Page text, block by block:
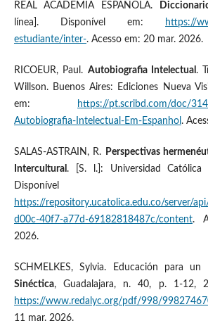
REAL ACADEMIA ESPAÑOLA.
línea]. Disponível em:
https://
estudiante/inter-. Acesso em: 20 mar. 2026.
RICOEUR, Paul. Autobiografia Intelectual .
Willson. Buenos Aires: Ediciones Nueva
em:
https://pt.scribd.com/doc/
Autobiografia-Intelectual-Em-Espanhol .
SALAS-ASTRAIN, R.
Perspectivas
Intercultural . [S. l.]: Universidad Católica
https://repository.ucatolica.edu.co/server/
d00c-40f7-a77d-69182818487c/content.
2026.
SCHMELKES, Sylvia. Educación para
Sinéctica, Guadalajara, n. 40, p. 1-12,
https://www.redalyc.org/pdf/998/
11 mar. 2026.